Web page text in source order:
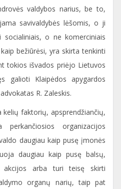
valdybos narius, be to,
savivaldybės lėšomis, o ji
socialiniais, o ne komerciniais
bežiūrėsi, yra skirta tenkinti
tokios išvados priėjo Lietuvos
galioti Klaipėdos apygardos
R. Zaleskis.
faktorių, apsprendžiančių,
organizacijos
daugiau kaip pusę įmonės
daugiau kaip pusę balsų,
akcijos arba turi teisę skirti
organų narių, taip pat